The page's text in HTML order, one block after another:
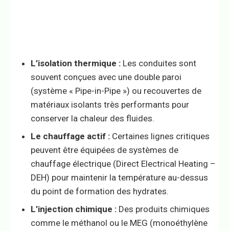
L’isolation thermique : Les conduites sont
souvent conçues avec une double paroi
(système « Pipe-in-Pipe ») ou recouvertes de
matériaux isolants très performants pour
conserver la chaleur des fluides.
Le chauffage actif : Certaines lignes critiques
peuvent être équipées de systèmes de
chauffage électrique (Direct Electrical Heating –
DEH) pour maintenir la température au-dessus
du point de formation des hydrates.
L’injection chimique : Des produits chimiques
comme le méthanol ou le MEG (monoéthylène